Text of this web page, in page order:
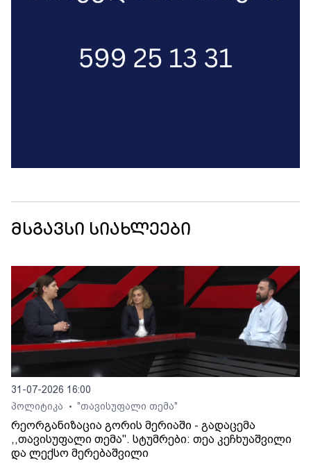
მსგავსი სიახლეები
31-07-2026 16:00
პოლიტიკა
• "თავისუფალი თემა"
რეორგანიზაცია გორის მერიაში - გადაცემა
,,თავისუფალი თემა". სტუმრები: თეა კეჩხუაშვილი
და ლექსო მერებაშვილი